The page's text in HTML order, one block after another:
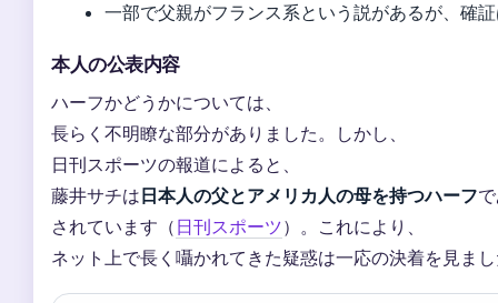
一部で父親がフランス系という説があるが、確
本人の公表内容
ハーフかどうかについては、
長らく不明瞭な部分がありました。しかし、
日刊スポーツの報道によると、
藤井サチは 日本人の父とアメリカ人の母を持つハーフ
されています（ 日刊スポーツ）。これにより、
ネット上で長く囁かれてきた疑惑は一応の決着を見ま